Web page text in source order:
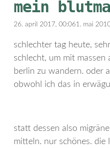
mein
26. april 2017, 00:061. mai
schlechter tag heute,
schlecht, um mit massen
berlin zu wandern. oder
obwohl ich das in
statt dessen also
mitteln. nur schönes.